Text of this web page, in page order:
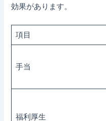
効果があります。
項目
手当
福利厚生